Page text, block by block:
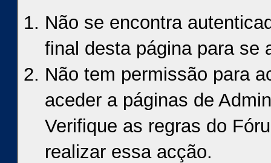
Não se encontra
final desta página para se
Não tem permissão para
aceder a páginas de
Verifique as regras do
realizar essa acção.